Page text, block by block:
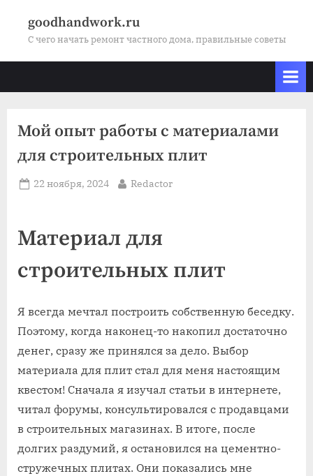
goodhandwork.ru
С чего начать ремонт частного дома, правильные советы
Мой опыт работы с материалами
для строительных плит
Posted
22 ноября, 2024 By
Redactor
Материал для
строительных плит
Я всегда мечтал построить собственную беседку.
Поэтому, когда наконец-то накопил достаточно
денег, сразу же принялся за дело. Выбор
материала для плит стал для меня настоящим
квестом! Сначала я изучал статьи в интернете,
читал форумы, консультировался с продавцами
в строительных магазинах. В итоге, после
долгих раздумий, я остановился на цементно-
стружечных плитах. Они показались мне